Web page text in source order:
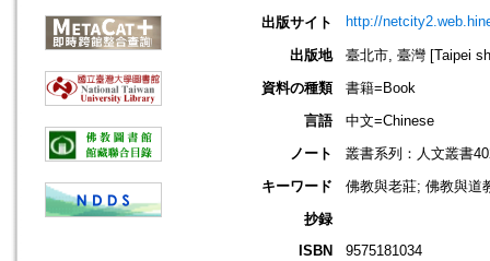
出版サイト
http://
出版地
臺北市, 臺灣 [Taipei
資料の種類
書籍=Book
言語
中文=Chinese
ノート
叢書系列：人文叢書
キーワード
佛教與老莊; 佛教與道
抄録
ISBN
9575181034